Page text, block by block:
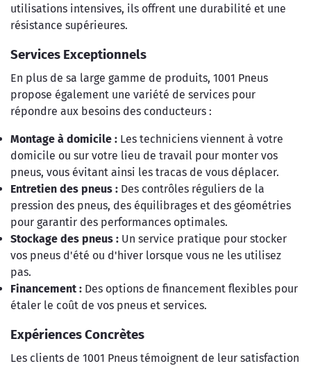
utilisations intensives, ils offrent une durabilité et une
résistance supérieures.
Services Exceptionnels
En plus de sa large gamme de produits, 1001 Pneus
propose également une variété de services pour
répondre aux besoins des conducteurs :
Montage à domicile : Les techniciens viennent à votre
domicile ou sur votre lieu de travail pour monter vos
pneus, vous évitant ainsi les tracas de vous déplacer.
Entretien des pneus : Des contrôles réguliers de la
pression des pneus, des équilibrages et des géométries
pour garantir des performances optimales.
Stockage des pneus : Un service pratique pour stocker
vos pneus d'été ou d'hiver lorsque vous ne les utilisez
pas.
Financement : Des options de financement flexibles pour
étaler le coût de vos pneus et services.
Expériences Concrètes
Les clients de 1001 Pneus témoignent de leur satisfaction